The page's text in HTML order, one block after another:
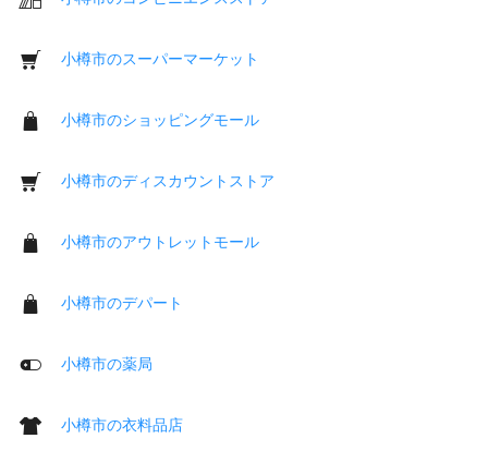
小樽市のスーパーマーケット
小樽市のショッピングモール
小樽市のディスカウントストア
小樽市のアウトレットモール
小樽市のデパート
小樽市の薬局
小樽市の衣料品店